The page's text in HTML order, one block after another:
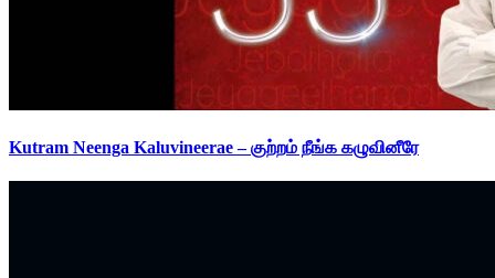
Kutram Neenga Kaluvineerae – குற்றம் நீங்க கழுவினீரே